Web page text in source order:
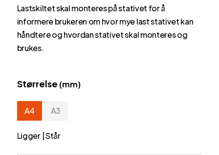
Lastskiltet skal monteres på stativet for å
informere brukeren om hvor mye last stativet kan
håndtere og hvordan stativet skal monteres og
brukes.
Størrelse (mm)
A4 A3
Ligger | Står